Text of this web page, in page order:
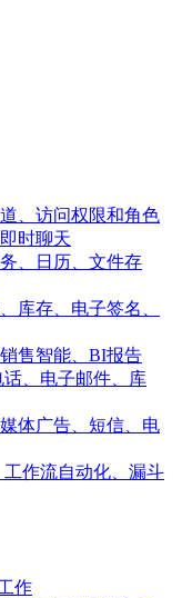
、访问权限和角色
时聊天
、日历、文件存
库存、电子签名、
售智能、BI报告
、电子邮件、库
体广告、短信、电
作流自动化、漏斗
作